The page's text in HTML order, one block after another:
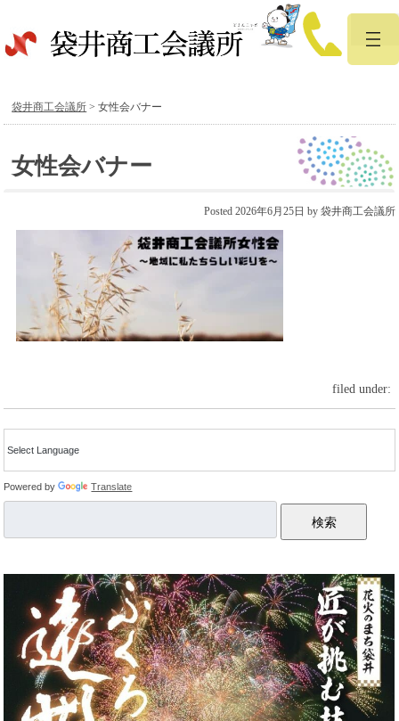
袋井商工会議所 >女性会バナー
女性会バナー
Posted 2026年6月25日 by 袋井商工会議所
filed under:
Powered by Translate
検索